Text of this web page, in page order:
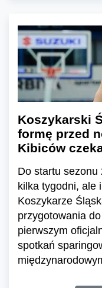
Koszykarski
formę przed
Kibiców
Do startu sezonu
kilka tygodni, ale
Koszykarze
przygotowania
pierwszym
spotkań